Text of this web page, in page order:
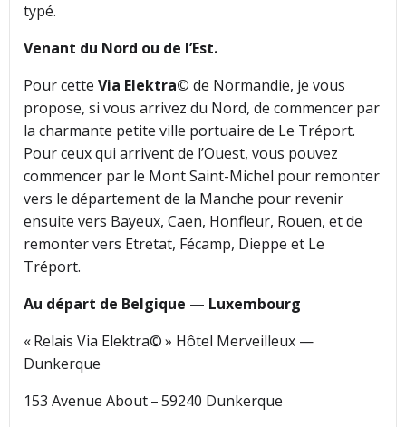
typé.
Venant du Nord ou de l’Est.
Pour cette Via Elektra© de Normandie, je vous
propose, si vous arrivez du Nord, de commencer par
la charmante petite ville portuaire de Le Tréport.
Pour ceux qui arrivent de l’Ouest, vous pouvez
commencer par le Mont Saint-Michel pour remonter
vers le département de la Manche pour revenir
ensuite vers Bayeux, Caen, Honfleur, Rouen, et de
remonter vers Etretat, Fécamp, Dieppe et Le
Tréport.
Au départ de Belgique — Luxembourg
« Relais Via Elektra© » Hôtel Merveilleux —
Dunkerque
153 Avenue About – 59240 Dunkerque